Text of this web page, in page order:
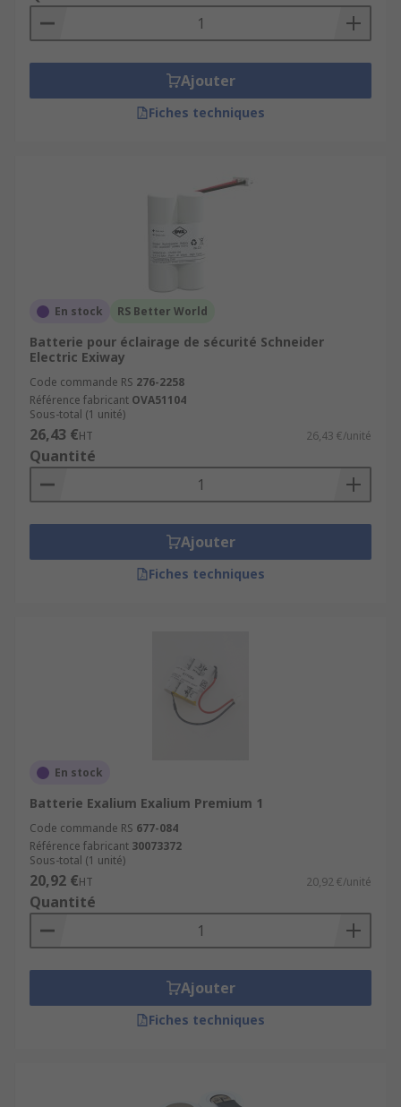
Ajouter
Fiches techniques
En stock RS Better World
Batterie pour éclairage de sécurité Schneider
Electric Exiway
Code commande RS 276-2258
Référence fabricant OVA51104
Sous-total (1 unité)
26,43 €HT 26,43 €/unité
Quantité
Ajouter
Fiches techniques
En stock
Batterie Exalium Exalium Premium 1
Code commande RS 677-084
Référence fabricant 30073372
Sous-total (1 unité)
20,92 €HT 20,92 €/unité
Quantité
Ajouter
Fiches techniques